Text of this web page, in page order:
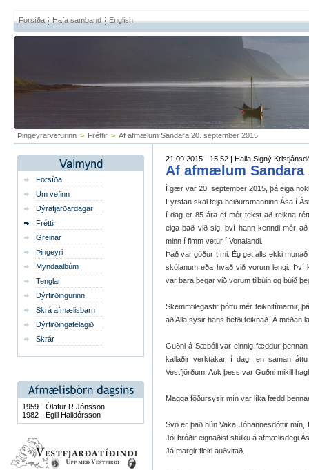
Forsíða Hafa samband English
Þingeyrarvefurinn > Fréttir > Af afmælum Sandara 20. september 2015
Forsíða
Um vefinn
Dýrafjarðardagar
Fréttir
Greinar
Þingeyri
Myndaalbúm
Tenglar
Dýrfirðingurinn
Skrá afmælisbarn
Dýrfirðingafélagið
Skrár
1959 - Ólafur R Jónsson
1982 - Egill Halldórsson
21.09.2015 - 15:52 | Halla Signý
Af afmælum Sandara
Í gær var 20. september 2015, þá eiga
Fyrstan skal telja heiðursmanninn Ása í
í dag er 85 ára ef mér tekst að reikna
eiga það við sig, því hann kenndi mér
minn í fimm vetur í Vonalandi.
Það var góður tími. Ég get alls ekki
skólanum eða hvað við vorum lengi. Því
var bara þegar við vorum tilbúin og búið
Skemmtilegastir þóttu mér teiknitímarnir,
að Alla sysir hans hefði teiknað. Á meðan
Guðni á Sæbóli var einnig fæddur
kallaðir verktakar í dag, en saman
Vestfjörðum. Auk þess var Guðni mikill
Magga föðursysir mín var líka fædd
Svo er það hún Vaka Jóhannesdóttir
Jói bróðir eignaðist stúlku á afmælisdegi
Já margir fleiri auðvitað.